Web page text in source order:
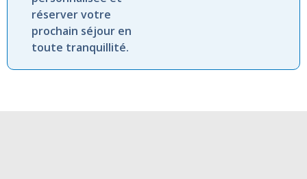
réserver votre
prochain séjour en
toute tranquillité.